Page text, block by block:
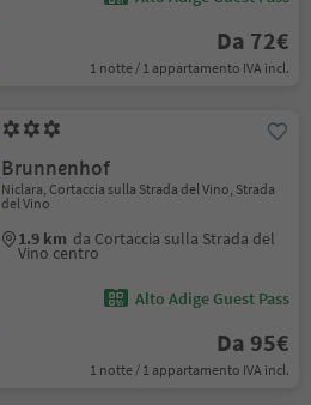
Da 72€
1 notte / 1 appartamento IVA incl.
Brunnenhof
Niclara, Cortaccia sulla Strada del Vino, Strada
del Vino
1.9 km da Cortaccia sulla Strada del
Vino centro
Alto Adige Guest Pass
Da 95€
1 notte / 1 appartamento IVA incl.